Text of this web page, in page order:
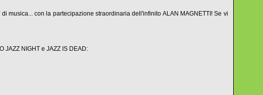
musica... con la partecipazione straordinaria dell'infinito ALAN MAGNETTI! Se vi
JAZZ NIGHT e JAZZ IS DEAD: